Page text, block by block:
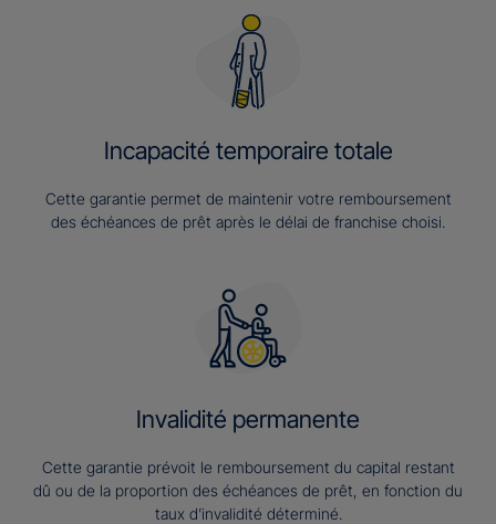
Incapacité temporaire totale
Cette garantie permet de maintenir votre remboursement
des échéances de prêt après le délai de franchise choisi.
Invalidité permanente
Cette garantie prévoit le remboursement du capital restant
dû ou de la proportion des échéances de prêt, en fonction du
taux d’invalidité déterminé.